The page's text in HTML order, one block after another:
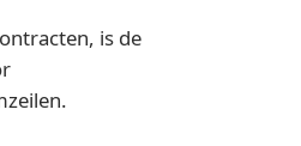
is de